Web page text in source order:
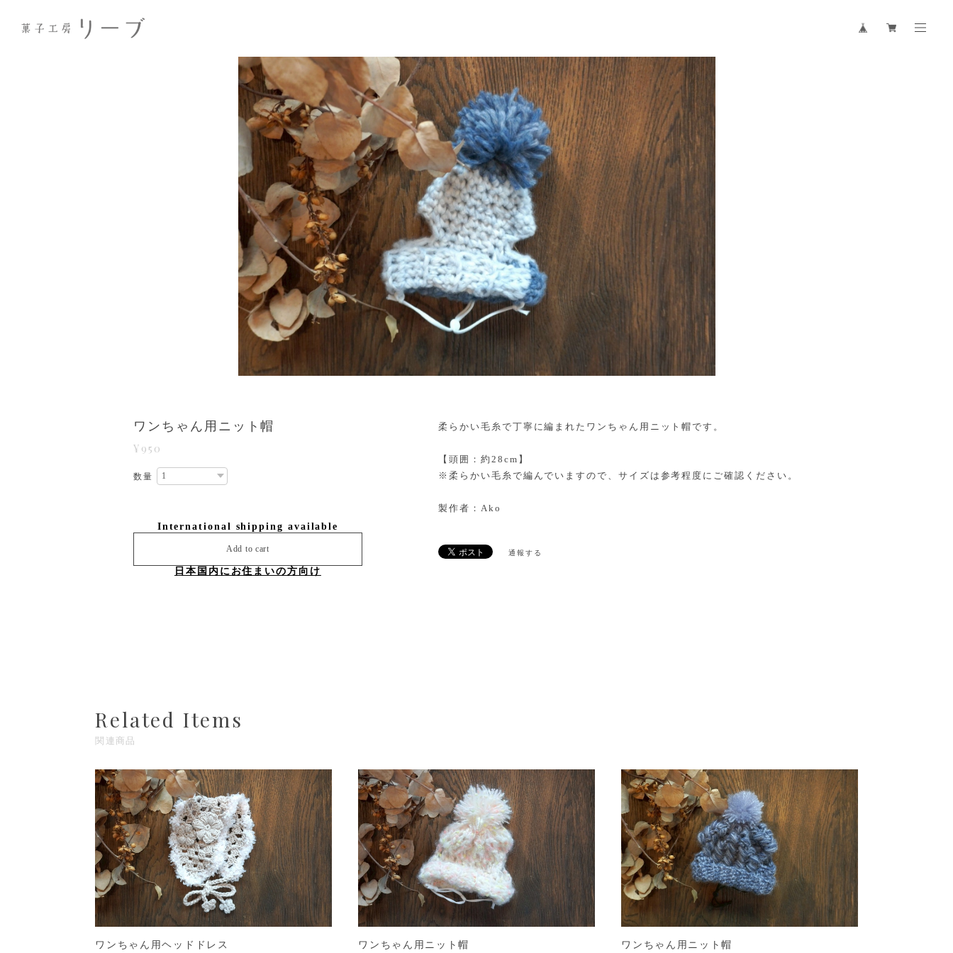
ワンちゃん用ニット帽
¥950
数量
International shipping available
Add to cart
日本国内にお住まいの方向け
柔らかい毛糸で丁寧に編まれたワンちゃん用ニット帽です。
【頭囲：約28cm】
※柔らかい毛糸で編んでいますので、サイズは参考程度にご確認ください。
製作者：Ako
通報する
Related Items
関連商品
ワンちゃん用ヘッドドレス ワンちゃん用ニット帽 ワンちゃん用ニット帽